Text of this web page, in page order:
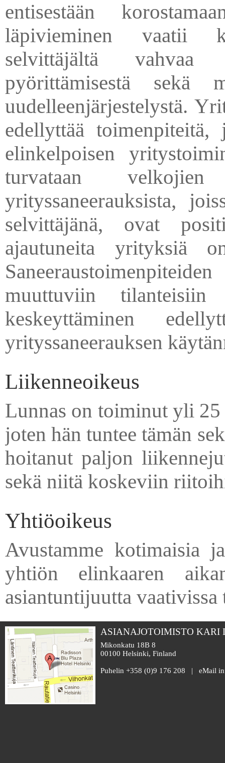
entisestään
läpivieminen vaatii
selvittäjältä vahvaa
pyörittämisestä sekä
uudelleenjärjestelystä.
edellyttää toimenpiteitä,
elinkelpoisen
turvataan
yrityssaneerauksista,
selvittäjänä, ovat
ajautuneita yrityksiä
muuttuviin tilanteisiin
keskeyttäminen
yrityssaneerauksen
Liikenneoikeus
Lunnas on toiminut yli
joten hän tuntee tämän
hoitanut paljon
sekä niitä koskeviin
Yhtiöoikeus
Avustamme kotimaisia
yhtiön elinkaaren
asiantuntijuutta vaativissa
ASIANAJOTOIMISTO KARI
Mikonkatu 18B 8
00100 Helsinki, Finland
Puhelin +358 (0)9 176 208 | eMail